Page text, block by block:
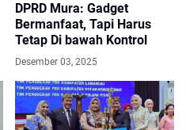
DPRD Mura: Gadget
Bermanfaat, Tapi Harus
Tetap Di bawah Kontrol
Desember 03, 2025